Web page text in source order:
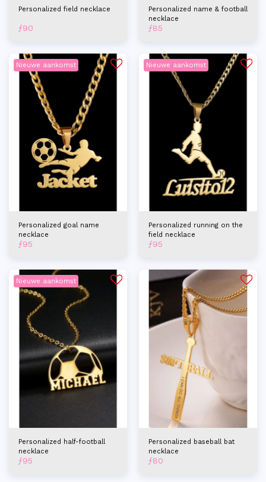
Personalized field necklace
ƒ90
Personalized name & football
necklace
ƒ85
Nieuwe aankomst
Personalized goal name
necklace
ƒ95
Nieuwe aankomst
Personalized running on the
field necklace
ƒ95
Nieuwe aankomst
Personalized half-football
necklace
ƒ95
Personalized baseball bat
necklace
ƒ80